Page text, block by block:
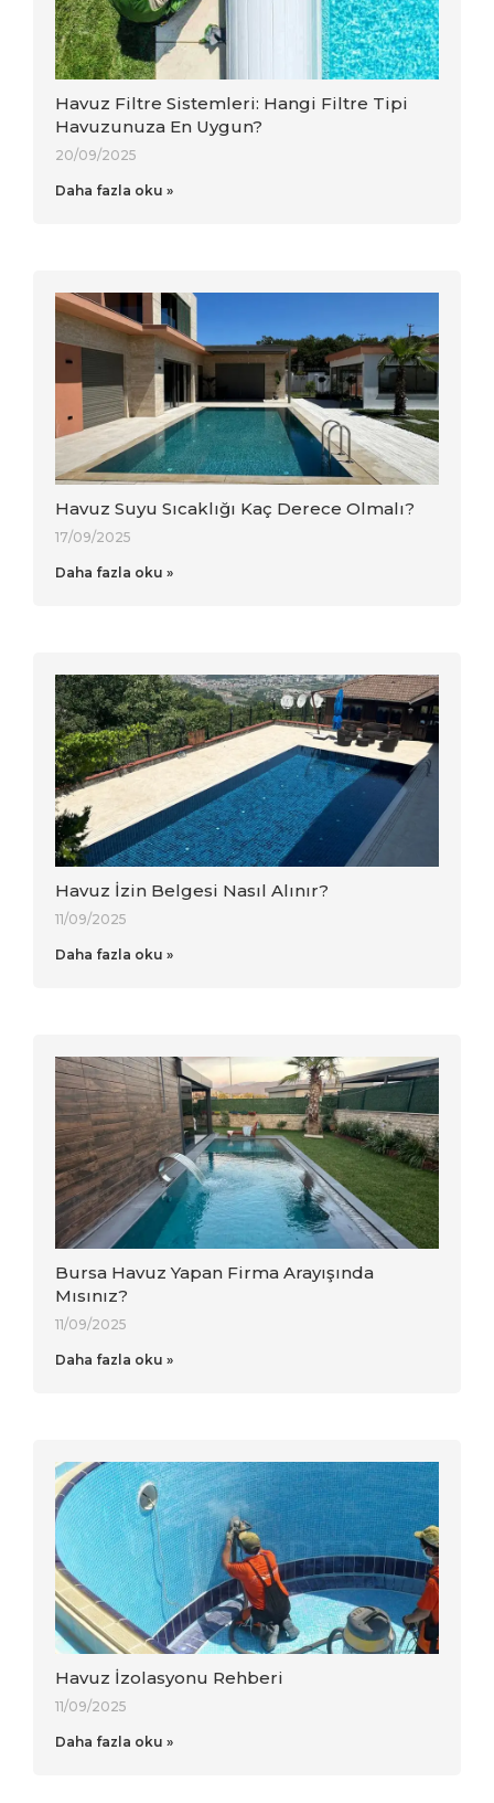
Havuz Filtre Sistemleri: Hangi Filtre Tipi
Havuzunuza En Uygun?
20/09/2025
Daha fazla oku »
Havuz Suyu Sıcaklığı Kaç Derece Olmalı?
17/09/2025
Daha fazla oku »
Havuz İzin Belgesi Nasıl Alınır?
11/09/2025
Daha fazla oku »
Bursa Havuz Yapan Firma Arayışında
Mısınız?
11/09/2025
Daha fazla oku »
Havuz İzolasyonu Rehberi
11/09/2025
Daha fazla oku »